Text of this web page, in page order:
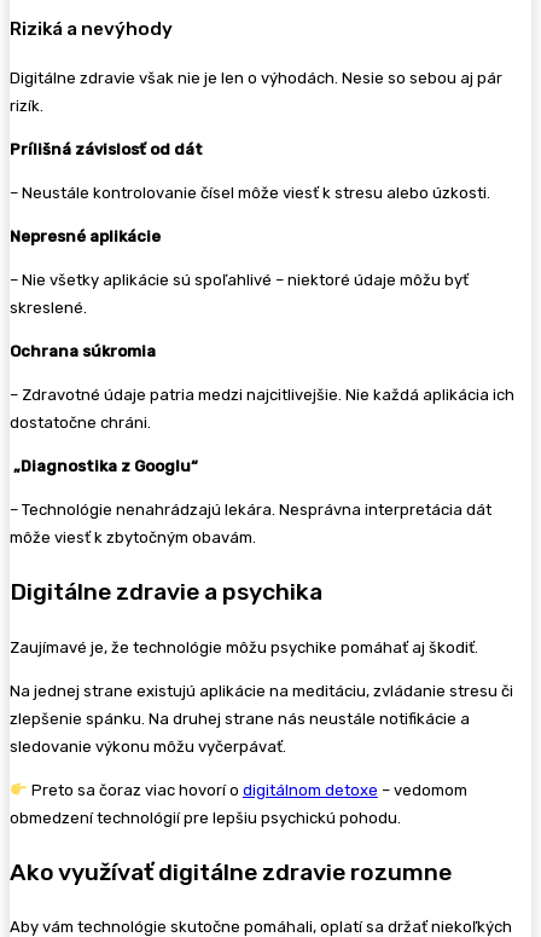
Riziká a nevýhody
Digitálne zdravie však nie je len o výhodách. Nesie so sebou aj pár
rizík.
Prílišná závislosť od dát
– Neustále kontrolovanie čísel môže viesť k stresu alebo úzkosti.
Nepresné aplikácie
– Nie všetky aplikácie sú spoľahlivé – niektoré údaje môžu byť
skreslené.
Ochrana súkromia
– Zdravotné údaje patria medzi najcitlivejšie. Nie každá aplikácia ich
dostatočne chráni.
„Diagnostika z Googlu“
– Technológie nenahrádzajú lekára. Nesprávna interpretácia dát
môže viesť k zbytočným obavám.
Digitálne zdravie a psychika
Zaujímavé je, že technológie môžu psychike pomáhať aj škodiť.
Na jednej strane existujú aplikácie na meditáciu, zvládanie stresu či
zlepšenie spánku. Na druhej strane nás neustále notifikácie a
sledovanie výkonu môžu vyčerpávať.
Preto sa čoraz viac hovorí o digitálnom detoxe – vedomom
obmedzení technológií pre lepšiu psychickú pohodu.
Ako využívať digitálne zdravie rozumne
Aby vám technológie skutočne pomáhali, oplatí sa držať niekoľkých